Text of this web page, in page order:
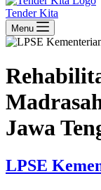
Tender Kita
Menu
Jawa
LPSE